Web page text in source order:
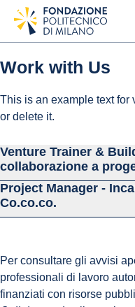
Work with Us
This is an example text for
or delete it.
Venture Trainer &
collaborazione a
Project Manager -
Co.co.co.
Per consultare gli avvisi
professionali di lavoro
finanziati con risorse